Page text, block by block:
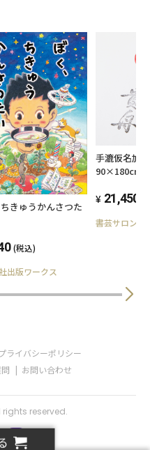
きゅうかんさつた
(税込)
出版ワークス
手漉仮名
90×180cm
21,450
書芸サロン賛
ライバシーポリシー
お問い合わせ
rights reserved.